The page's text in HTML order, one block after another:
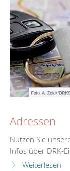
Adressen
Nutzen Sie
Infos über DRK-
Weiterlesen